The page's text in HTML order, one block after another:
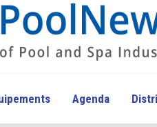
Agenda